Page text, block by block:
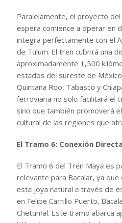
Paralelamente, el proyecto
espera comience a operar en
integra perfectamente con el
de Tulum. El tren cubrirá una
aproximadamente 1,500
estados del sureste de
Quintana Roo, Tabasco y
ferroviaria no solo facilitará el
sino que también promoverá
cultural de las regiones que
El Tramo 6: Conexión
El Tramo 6 del Tren Maya es
relevante para Bacalar, ya que
esta joya natural a través de
en Felipe Carrillo Puerto,
Chetumal. Este tramo abarca